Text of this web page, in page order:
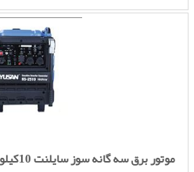
موتور برق سه گانه سوز سایلنت 10کیلووات هیوسان مدل HS-2510